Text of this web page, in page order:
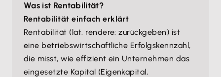
Was ist Rentabilität?
Rentabilität einfach erklärt
Rentabilität (lat. rendere: zurückgeben) ist
eine betriebswirtschaftliche Erfolgskennzahl,
die misst, wie effizient ein Unternehmen das
eingesetzte Kapital (Eigenkapital,